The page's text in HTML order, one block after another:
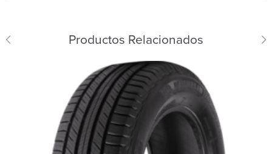
Productos Relacionados